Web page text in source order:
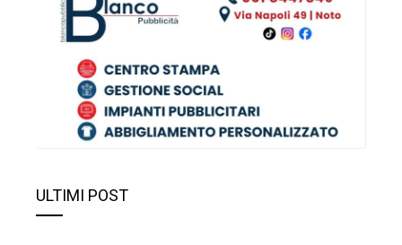
ULTIMI POST